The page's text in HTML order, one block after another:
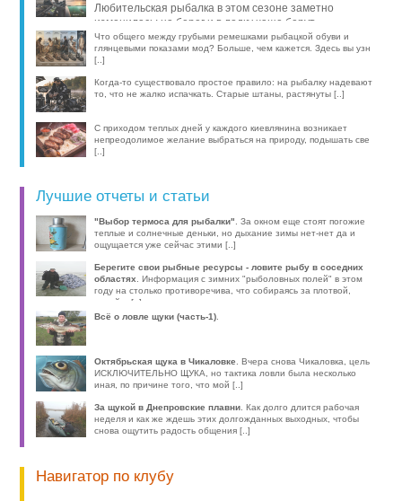
Любительская рыбалка в этом сезоне заметно
изменилась: на берег и в лодку чаще берут
компактные эхолоты, об [..]
Что общего между грубыми ремешками рыбацкой обуви и
глянцевыми показами мод? Больше, чем кажется. Здесь вы узн
[..]
Когда-то существовало простое правило: на рыбалку надевают
то, что не жалко испачкать. Старые штаны, растянуты [..]
С приходом теплых дней у каждого киевлянина возникает
непреодолимое желание выбраться на природу, подышать све
[..]
Лучшие отчеты и статьи
"Выбор термоса для рыбалки". За окном еще стоят погожие
теплые и солнечные деньки, но дыхание зимы нет-нет да и
ощущается уже сейчас этими [..]
Берегите свои рыбные ресурсы - ловите рыбу в соседних
областях
. Информация с зимних "рыболовных полей" в этом
году на столько противоречива, что собираясь за плотвой,
волей-н [..]
Всё о ловле щуки (часть-1)
Октябрьская щука в Чикаловке. Вчера снова Чикаловка, цель
ИСКЛЮЧИТЕЛЬНО ЩУКА, но тактика ловли была несколько
иная, по причине того, что мой [..]
За щукой в Днепровские плавни . Как долго длится рабочая
неделя и как же ждешь этих долгожданных выходных, чтобы
снова ощутить радость общения [..]
Навигатор по клубу